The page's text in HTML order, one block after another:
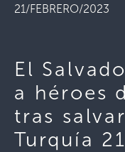
21/FEBRERO/2023
El
a héroes
tras
Turquía